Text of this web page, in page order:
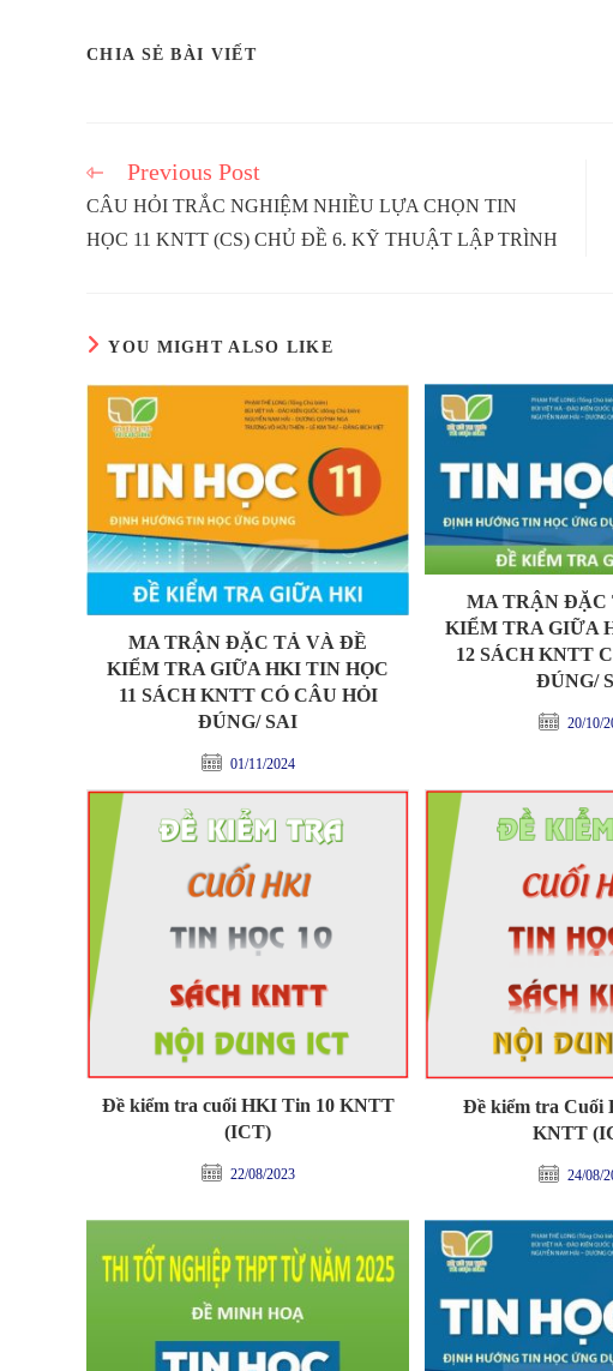
CHIA SẺ BÀI VIẾTSHARE
Read
more
articles
Previous Post
CÂU HỎI TRẮC NGHIỆM NHIỀU LỰA CHỌN TIN
HỌC 11 KNTT (CS) CHỦ ĐỀ 6. KỸ THUẬT LẬP TRÌNH
YOU MIGHT ALSO LIKE
MA TRẬN ĐẶC TẢ VÀ ĐỀ
KIỂM TRA GIỮA HKI TIN HỌC
11 SÁCH KNTT CÓ CÂU HỎI
ĐÚNG/ SAI
01/11/2024
MA TRẬN ĐẶC
KIỂM TRA GIỮA
12 SÁCH KNTT
ĐÚNG/
20/10/
Đề kiểm tra cuối HKI Tin 10 KNTT
(ICT)
22/08/2023
Đề kiểm tra Cuối
KNTT
24/08/